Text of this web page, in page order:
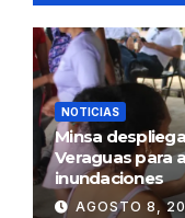
NOTICIAS
Minsa
Veraguas para
inundaciones
AGOSTO 8,